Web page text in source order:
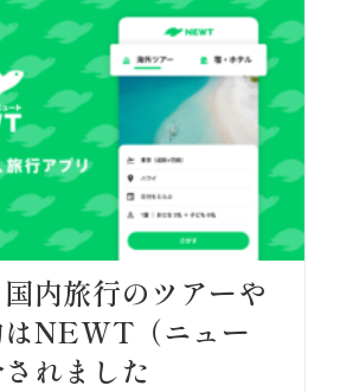
内旅行のツアーや
NEWT（ニュー
れました